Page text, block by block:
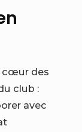
cœur des
club :
avec